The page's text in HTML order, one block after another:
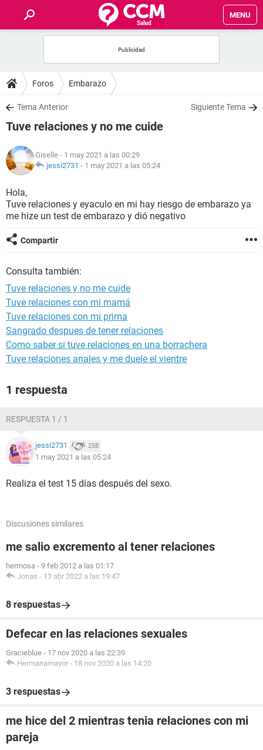
MENU
FOROS
SALUD
NUTRICIÓN
BIENESTAR
Foros Embarazo
Tema Anterior Siguiente Tema
Tuve relaciones y no me cuide
Giselle - 1 may 2021 a las 00:29
jessi2731 - 1 may 2021 a las 05:24
Hola,
Tuve relaciones y eyaculo en mi hay riesgo de embarazo ya
me hize un test de embarazo y dió negativo
Compartir
Consulta también:
Tuve relaciones y no me cuide
Tuve relaciones con mi mamá
Tuve relaciones con mi prima
Sangrado despues de tener relaciones
Como saber si tuve relaciones en una borrachera
Tuve relaciones anales y me duele el vientre
1 respuesta
RESPUESTA 1 / 1
jessi2731 258
1 may 2021 a las 05:24
Realiza el test 15 días después del sexo.
Discusiones similares
me salio excremento al tener relaciones
hermosa - 9 feb 2012 a las 01:17
Jonas - 13 abr 2022 a las 19:47
8 respuestas
Defecar en las relaciones sexuales
Gracieblue - 17 nov 2020 a las 22:39
Hermanamayor - 18 nov 2020 a las 14:20
3 respuestas
me hice del 2 mientras tenia relaciones con mi
pareja